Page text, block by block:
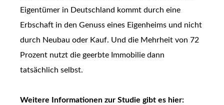
Eigentümer in Deutschland kommt durch eine
Erbschaft in den Genuss eines Eigenheims und nicht
durch Neubau oder Kauf. Und die Mehrheit von 72
Prozent nutzt die geerbte Immobilie dann
tatsächlich selbst.
Weitere Informationen zur Studie gibt es hier: